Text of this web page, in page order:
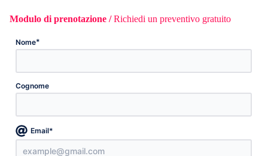
Modulo di prenotazione /Richiedi un preventivo gratuito
Nome*
Cognome
Email*